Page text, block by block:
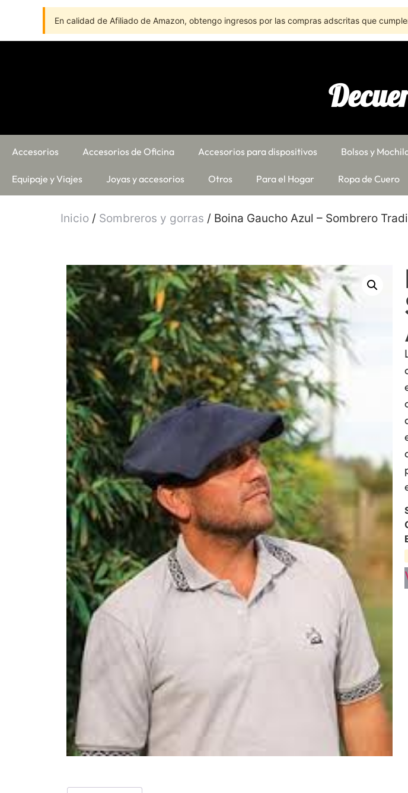
En calidad de Afiliado de Amazon, obtengo ingresos por las compras adscritas que
Accesorios Accesorios de Oficina Accesorios para dispositivos Bolsos y
Equipaje y Viajes Joyas y accesorios Otros Para el Hogar Ropa de Cuero
Inicio / Sombreros y gorras / Boina Gaucho Azul – Sombrero